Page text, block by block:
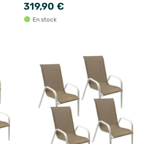
319,90 €
En stock